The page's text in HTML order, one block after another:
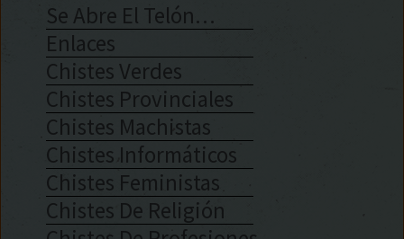
Se Abre El Telón…
Enlaces
Chistes Verdes
Chistes Provinciales
Chistes Machistas
Chistes Informáticos
Chistes Feministas
Chistes De Religión